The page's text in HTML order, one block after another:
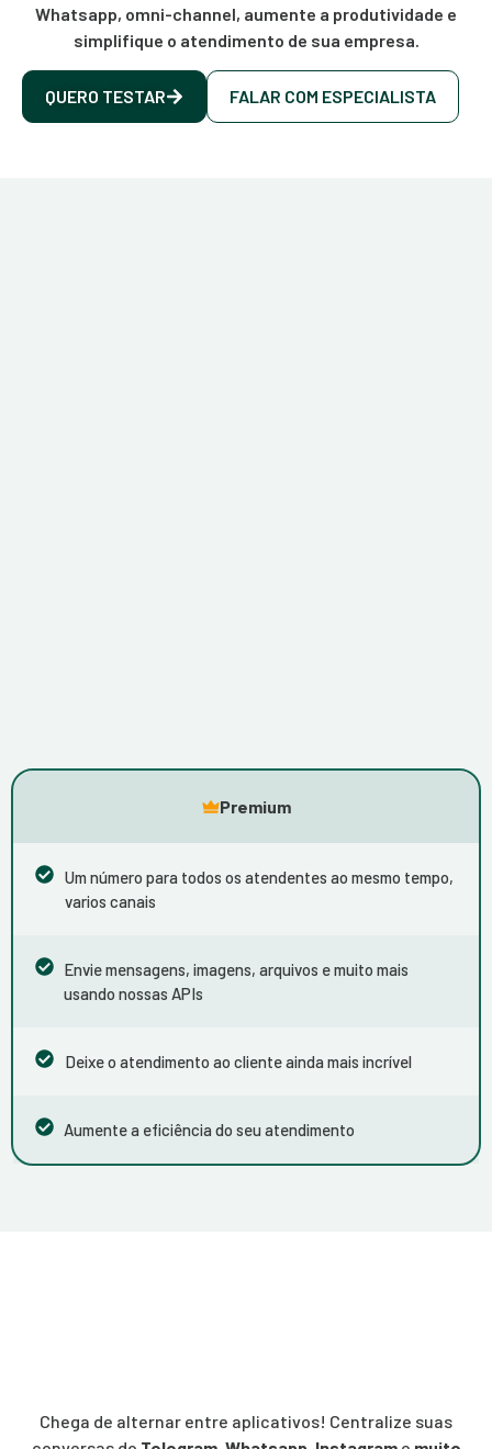
Whatsapp, omni-channel, aumente a produtividade e
simplifique o atendimento de sua empresa.
QUERO TESTAR FALAR COM ESPECIALISTA
Premium
Um número para todos os atendentes ao mesmo tempo,
varios canais
Envie mensagens, imagens, arquivos e muito mais
usando nossas APIs
Deixe o atendimento ao cliente ainda mais incrível
Aumente a eficiência do seu atendimento
Chega de alternar entre aplicativos! Centralize suas